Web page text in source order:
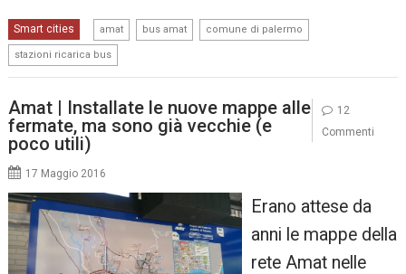
Smart cities amat bus amat comune di palermo
stazioni ricarica bus
Amat | Installate le nuove mappe alle
fermate, ma sono già vecchie (e
poco utili)
17 Maggio 2016
Erano attese da
anni le mappe della
rete Amat nelle
12
Commenti